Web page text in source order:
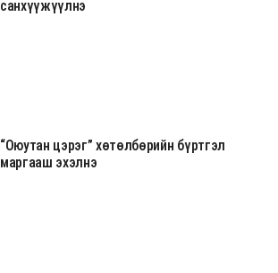
санхүүжүүлнэ
“Оюутан цэрэг” хөтөлбөрийн бүртгэл
маргааш эхэлнэ